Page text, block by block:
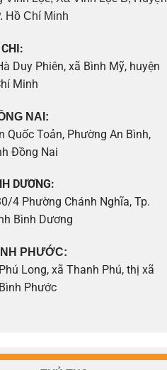
Hồ Chí Minh
Duy Phiên, xã Bình Mỹ, huyện
Minh
NAI:
Quốc Toản, Phường An Bình,
Đồng Nai
DƯƠNG:
4 Phường Chánh Nghĩa, Tp.
Bình Dương
PHƯỚC:
Long, xã Thanh Phú, thị xã
Phước